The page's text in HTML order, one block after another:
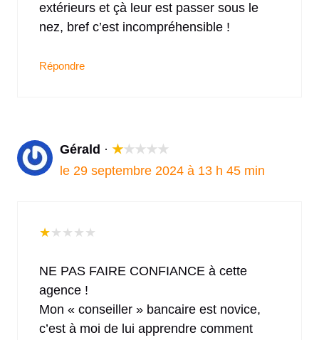
extérieurs et çà leur est passer sous le
nez, bref c’est incompréhensible !
Répondre
Gérald · ★★★★★
le 29 septembre 2024 à 13 h 45 min
★★ ★ ★ ★
NE PAS FAIRE CONFIANCE à cette
agence !
Mon « conseiller » bancaire est novice,
c’est à moi de lui apprendre comment